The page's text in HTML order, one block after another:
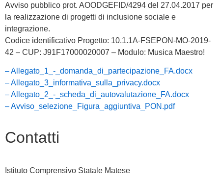
Avviso pubblico prot. AOODGEFID/4294 del 27.04.2017 per
la realizzazione di progetti di inclusione sociale e
integrazione.
Codice identificativo Progetto: 10.1.1A-FSEPON-MO-2019-
42 – CUP: J91F17000020007 – Modulo: Musica Maestro!
– Allegato_1_-_domanda_di_partecipazione_FA.docx
– Allegato_3_informativa_sulla_privacy.docx
– Allegato_2_-_scheda_di_autovalutazione_FA.docx
– Avviso_selezione_Figura_aggiuntiva_PON.pdf
Contatti
Istituto Comprensivo Statale Matese